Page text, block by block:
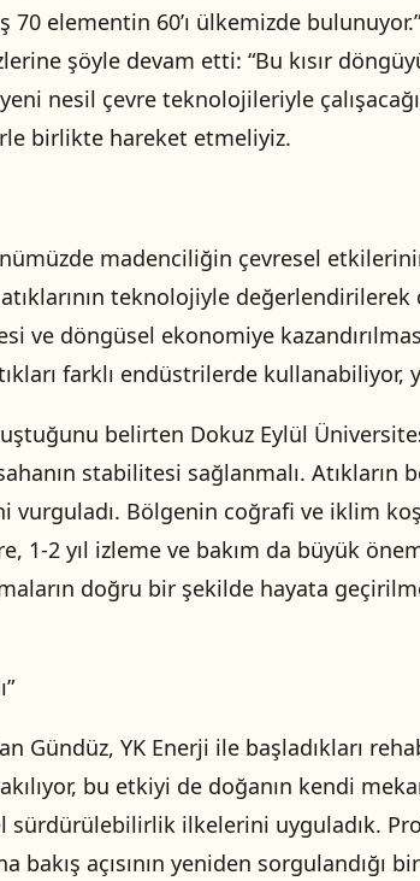
elementin 60’ı ülkemizde
şöyle devam etti: “Bu kısır
nesil çevre teknolojileriyle
birlikte hareket etmeliyiz.
madenciliğin çevresel
teknolojiyle
döngüsel ekonomiye
farklı endüstrilerde kullanabiliyor,
belirten Dokuz Eylül
stabilitesi sağlanmalı. Atıkların
Bölgenin coğrafi ve iklim
1-2 yıl izleme ve bakım da büyük
doğru bir şekilde hayata
Gündüz, YK Enerji ile başladıkları
bu etkiyi de doğanın kendi
ilkelerini uyguladık.
bakış açısının yeniden